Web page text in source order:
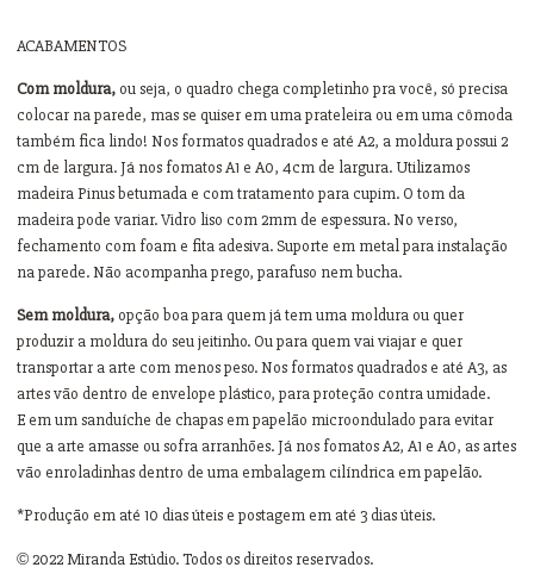
ACABAMENTOS
Com moldura,ou seja, o quadro chega completinho pra você, só precisa
colocar na parede, mas se quiser em uma prateleira ou em uma cômoda
também fica lindo! Nos formatos quadrados e até A2, a moldura possui 2
cm de largura. Já nos fomatos A1 e A0, 4cm de largura. Utilizamos
madeira Pinus betumada e com tratamento para cupim. O tom da
madeira pode variar. Vidro liso com 2mm de espessura. No verso,
fechamento com foam e fita adesiva. Suporte em metal para instalação
na parede. Não acompanha prego, parafuso nem bucha.
Sem moldura,opção boa para quem já tem uma moldura ou quer
produzir a moldura do seu jeitinho. Ou para quem vai viajar e quer
transportar a arte com menos peso. Nos formatos quadrados e até A3, as
artes vão dentro de envelope plástico, para proteção contra umidade.
E em um sanduíche de chapas em papelão microondulado para evitar
que a arte amasse ou sofra arranhões. Já nos fomatos A2, A1 e A0, as artes
vão enroladinhas dentro de uma embalagem cilíndrica em papelão.
*Produção em até 10 dias úteis e postagem em até 3 dias úteis.
©2022 Miranda Estúdio. Todos os direitos reservados.